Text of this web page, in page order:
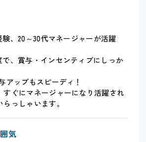
、20～30代マネージャーが活躍
で、賞与・インセンティブにしっか
アップもスピーディ！
すぐにマネージャーになり活躍され
っしゃいます。
気